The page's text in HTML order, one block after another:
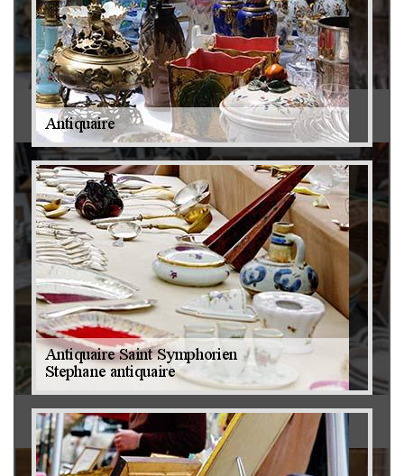
Antiquaire 79
Brocanteur 79